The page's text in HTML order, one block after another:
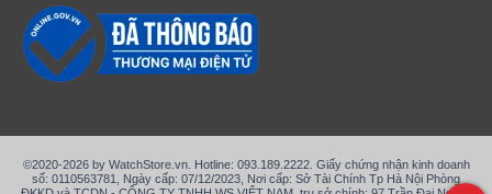
©2020-2026 by WatchStore.vn. Hotline: 093.189.2222. Giấy chứng nhận kinh doanh
số: 0110563781, Ngày cấp: 07/12/2023, Nơi cấp: Sở Tài Chính Tp Hà Nội Phòng